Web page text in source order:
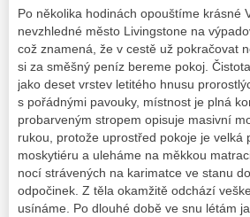
Po několika hodinách opouštíme krásné
nevzhledné město Livingstone na
což znamená, že v cestě už pokračovat
si za směšný peníz bereme pokoj.
jako deset vrstev letitého hnusu
s pořádnými pavouky, místnost je plná
probarveným stropem opisuje masivní
rukou, protože uprostřed pokoje je
moskytiéru a uleháme na měkkou
nocí strávených na karimatce ve stanu
odpočinek. Z těla okamžitě odchází
usínáme. Po dlouhé době ve snu létám